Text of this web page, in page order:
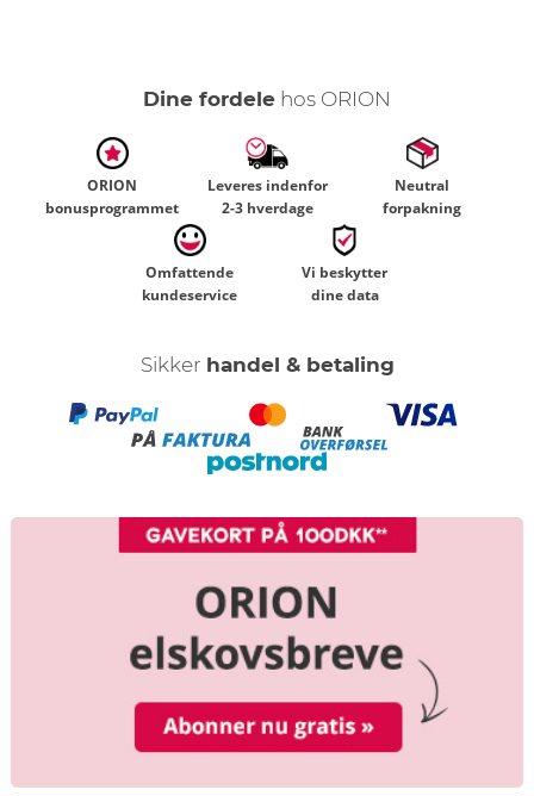
Dine fordele hos ORION
ORION
bonusprogrammet
Leveres indenfor
2-3 hverdage
Neutral
forpakning
Omfattende
kundeservice
Vi beskytter
dine data
Sikker handel & betaling